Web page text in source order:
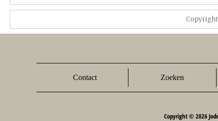
Contact Zoeken
Copyright © 2026